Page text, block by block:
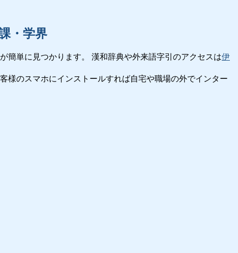
・学界
簡単に見つかります。 漢和辞典や外来語字引のアクセスは伊
様のスマホにインストールすれば自宅や職場の外でインター